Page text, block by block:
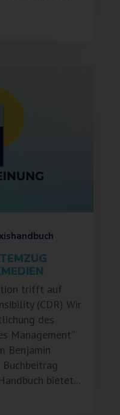
trifft auf
(CDR) Wir
des
Management“
Benjamin
bietet...